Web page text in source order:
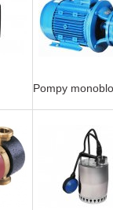
Pompy